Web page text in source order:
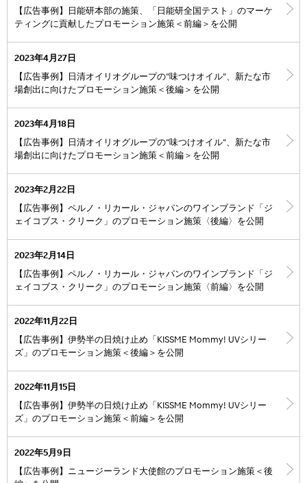
【広告事例】日能研本部の施策、「日能研全国テスト」のマーケ
ティングに貢献したプロモーション施策＜前編＞を公開
2023年4月27日
【広告事例】日清オイリオグループの“味つけオイル“、新たな市
場創出に向けたプロモーション施策＜後編＞を公開
2023年4月18日
【広告事例】日清オイリオグループの“味つけオイル“、新たな市
場創出に向けたプロモーション施策＜前編＞を公開
2023年2月22日
【広告事例】ペルノ・リカール・ジャパンのワインブランド「ジ
ェイコブス・クリーク」のプロモーション施策〈後編〉を公開
2023年2月14日
【広告事例】ペルノ・リカール・ジャパンのワインブランド「ジ
ェイコブス・クリーク」のプロモーション施策〈前編〉を公開
2022年11月22日
【広告事例】伊勢半の日焼け止め「KISSME Mommy! UVシリー
ズ」のプロモーション施策＜後編＞を公開
2022年11月15日
【広告事例】伊勢半の日焼け止め「KISSME Mommy! UVシリー
ズ」のプロモーション施策＜前編＞を公開
2022年5月9日
【広告事例】ニュージーランド大使館のプロモーション施策＜後